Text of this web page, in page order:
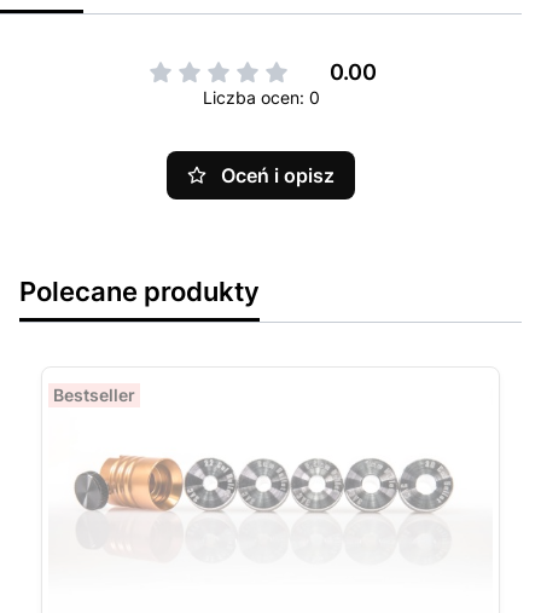
0.00
Liczba ocen: 0
Oceń i opisz
Polecane produkty
Bestseller